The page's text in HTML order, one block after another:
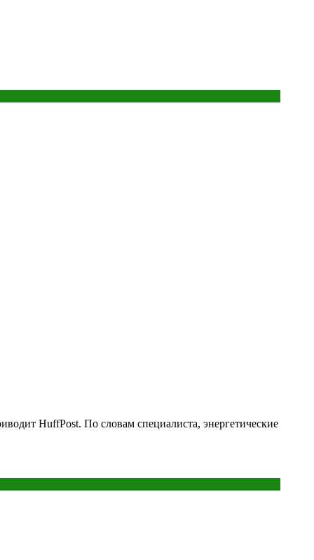
HuffPost. По словам специалиста, энергетические